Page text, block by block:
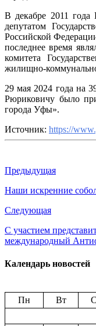
В декабре 2011
депутатом
Российской
последнее время
комитета
жилищно-
29 мая 2024 года на
Рюриковичу было
города Уфы».
Источник: https://
Предыдущая
Наши искренние
Следующая
С участием
международный
Календарь новостей
Пн
Вт